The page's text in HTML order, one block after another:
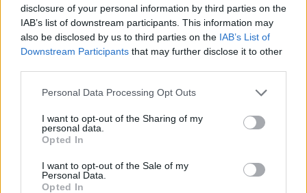
disclosure of your personal information by third parties on the
IAB’s list of downstream participants. This information may
also be disclosed by us to third parties on the IAB’s List of
Downstream Participants that may further disclose it to other
Personal Data Processing Opt Outs
I want to opt-out of the Sharing of my
personal data.
Opted In
I want to opt-out of the Sale of my
Personal Data.
Opted In
ΧΑΜΗΛΟΤΕΡΕΣ